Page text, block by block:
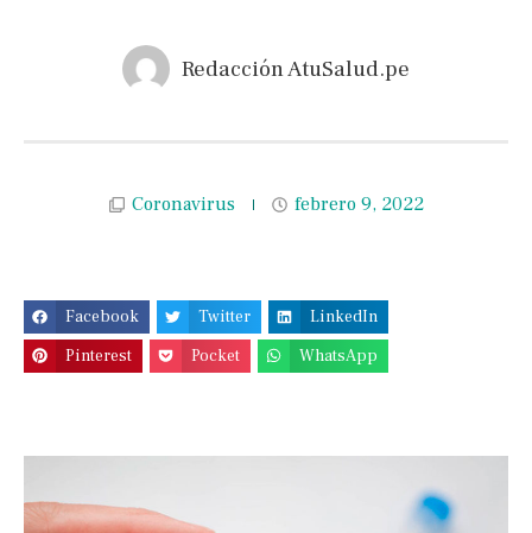
Redacción AtuSalud.pe
Coronavirus febrero 9, 2022
Facebook Twitter
LinkedIn
Pinterest
Pocket WhatsApp